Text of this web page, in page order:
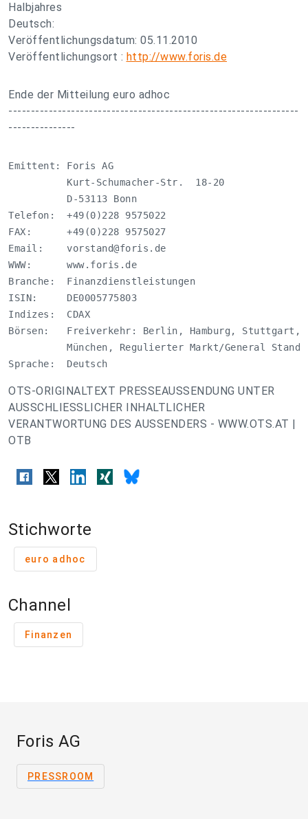
Halbjahres
Deutsch:
Veröffentlichungsdatum: 05.11.2010
Veröffentlichungsort : http://www.foris.de
Ende der Mitteilung euro adhoc
-----------------------------------------------------------------
---------------
Emittent: Foris AG
          Kurt-Schumacher-Str.  18-20
          D-53113 Bonn
Telefon:  +49(0)228 9575022
FAX:      +49(0)228 9575027
Email: vorstand@foris.de
WWW:      www.foris.de
Branche:  Finanzdienstleistungen
ISIN:     DE0005775803
Indizes:  CDAX
Börsen:   Freiverkehr: Berlin, Hamburg, Stuttgart,
München, Regulierter Markt/General
Sprache:  Deutsch
OTS-ORIGINALTEXT PRESSEAUSSENDUNG UNTER
AUSSCHLIESSLICHER INHALTLICHER
VERANTWORTUNG DES AUSSENDERS - WWW.OTS.AT |
OTB
Stichworte
euro adhoc
Channel
Finanzen
Foris AG
PRESSROOM